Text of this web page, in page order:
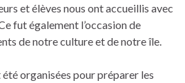
et élèves nous ont accueillis avec
fut également l’occasion de
de notre culture et de notre île.
organisées pour préparer les